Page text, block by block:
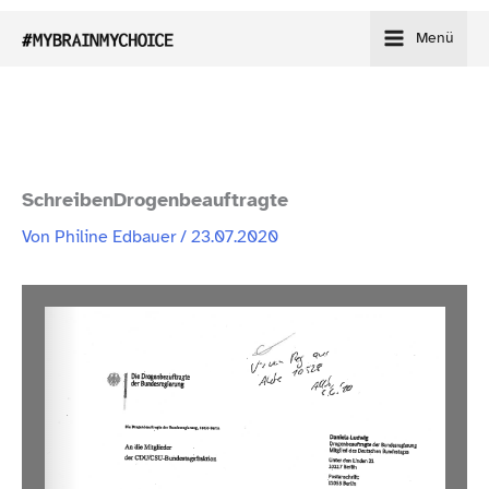
Inhalt
Menü
SchreibenDrogenbeauftragte
Von Philine Edbauer/23.07.2020